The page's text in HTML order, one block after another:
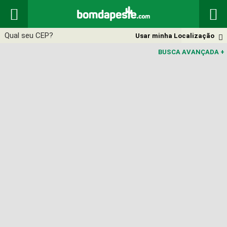
 

Usar minha Localização
BUSCA AVANÇADA +